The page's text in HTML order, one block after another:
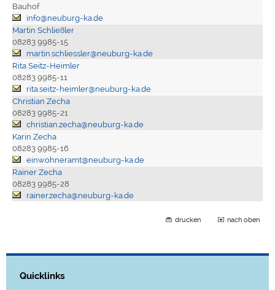
Bauhof
info@neuburg-ka.de
Martin Schließler
08283 9985-15
martin.schliessler@neuburg-ka.de
Rita Seitz-Heimler
08283 9985-11
rita.seitz-heimler@neuburg-ka.de
Christian Zecha
08283 9985-21
christian.zecha@neuburg-ka.de
Karin Zecha
08283 9985-16
einwohneramt@neuburg-ka.de
Rainer Zecha
08283 9985-28
rainer.zecha@neuburg-ka.de
drucken nach oben
Quicklinks